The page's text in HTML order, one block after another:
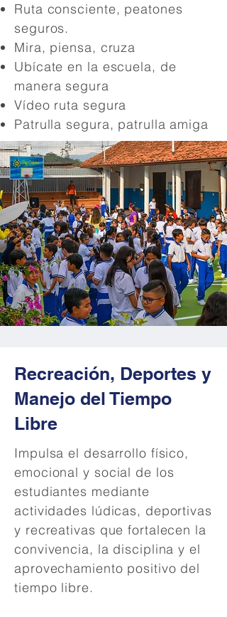
Ruta consciente, peatones
seguros.
Mira, piensa, cruza
Ubícate en la escuela, de
manera segura
Vídeo ruta segura
Patrulla segura, patrulla amiga
Recreación, Deportes y
Manejo del Tiempo
Libre
Impulsa el desarrollo físico,
emocional y social de los
estudiantes mediante
actividades lúdicas, deportivas
y recreativas que fortalecen la
convivencia, la disciplina y el
aprovechamiento positivo del
tiempo libre.